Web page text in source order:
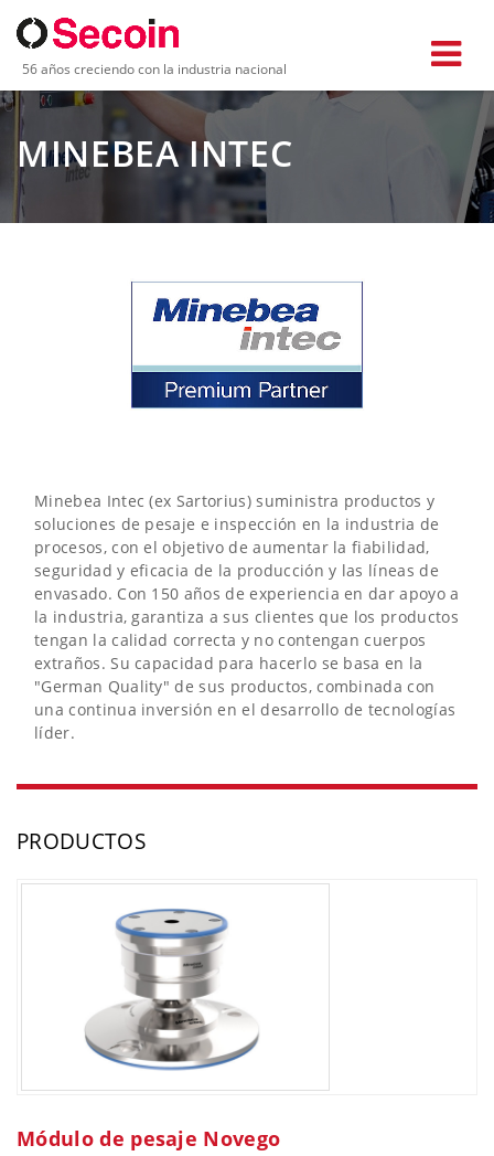
56 años creciendo con la industria nacional
MINEBEA INTEC
Minebea Intec (ex Sartorius) suministra productos y
soluciones de pesaje e inspección en la industria de
procesos, con el objetivo de aumentar la fiabilidad,
seguridad y eficacia de la producción y las líneas de
envasado. Con 150 años de experiencia en dar apoyo a
la industria, garantiza a sus clientes que los productos
tengan la calidad correcta y no contengan cuerpos
extraños. Su capacidad para hacerlo se basa en la
"German Quality" de sus productos, combinada con
una continua inversión en el desarrollo de tecnologías
líder.
PRODUCTOS
Módulo de pesaje Novego